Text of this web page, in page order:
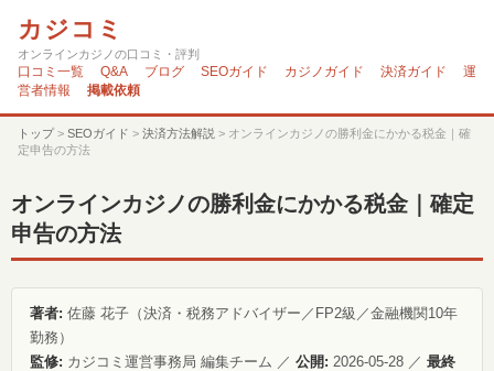
カジコミ
オンラインカジノの口コミ・評判
口コミ一覧 Q&A ブログ SEOガイド カジノガイド 決済ガイド
運
営者情報
掲載依頼
トップ> SEOガイド > 決済方法解説 > オンラインカジノの勝利金にかかる税金｜確
定申告の方法
オンラインカジノの勝利金にかかる税金｜確定
申告の方法
著者: 佐藤 花子（決済・税務アドバイザー／FP2級／金融機関10年
勤務）
監修: カジコミ運営事務局 編集チーム ／ 公開: 2026-05-28 ／ 最終